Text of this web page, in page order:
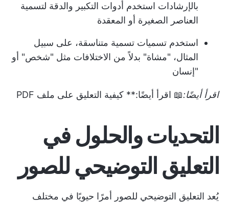
بالإرشادات استخدم أدوات التكبير والدقة لتسمية
العناصر الصغيرة أو المعقدة
استخدم تسميات تسمية متناسقة، على سبيل
المثال، "مشاة" بدلاً من الاختلافات مثل "شخص" أو
"إنسان
اقرأ أيضًا:📖 اقرأ أيضًا:** كيفية التعليق على ملف PDF
التحديات والحلول في
التعليق التوضيحي للصور
يُعد التعليق التوضيحي للصور أمرًا حيويًا في مختلف